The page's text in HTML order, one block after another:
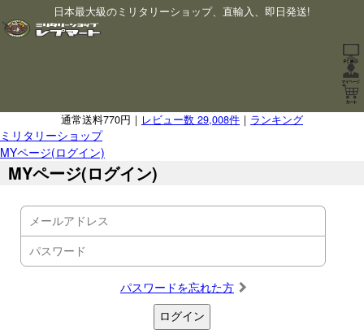
日本最大級のミリタリーショップ、直輸入、即日発送!
通常送料770円｜ レビュー数 29,008件 ｜ ランキング
ミリタリーショップ
MYページ(ログイン)
MYページ(ログイン)
パスワードを忘れた方